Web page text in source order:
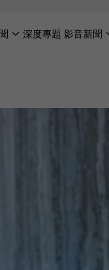
深度專題 影音新聞